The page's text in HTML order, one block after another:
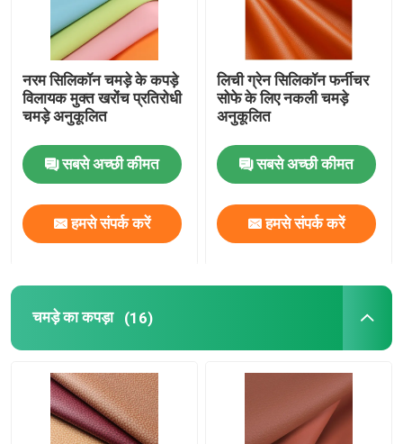
नरम सिलिकॉन चमड़े के कपड़े
विलायक मुक्त खरोंच प्रतिरोधी
चमड़े अनुकूलित
सबसे अच्छी कीमत
हमसे संपर्क करें
लिची ग्रेन सिलिकॉन फर्नीचर
सोफे के लिए नकली चमड़े
अनुकूलित
सबसे अच्छी कीमत
हमसे संपर्क करें
चमड़े का कपड़ा (16)